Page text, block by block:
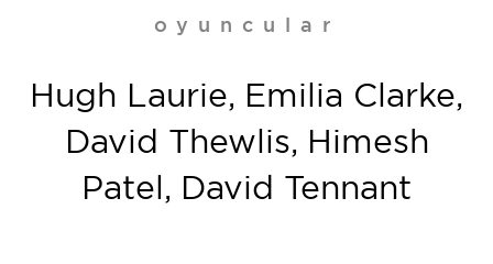
oyuncular
Hugh Laurie, Emilia Clarke,
David Thewlis, Himesh
Patel, David Tennant